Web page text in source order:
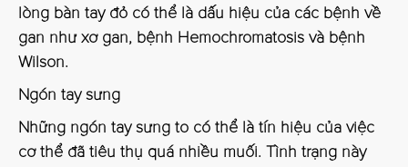
lòng bàn tay đỏ có thể là dấu hiệu của các bệnh về
gan như xơ gan, bệnh Hemochromatosis và bệnh
Wilson.
Ngón tay sưng
Những ngón tay sưng to có thể là tín hiệu của việc
cơ thể đã tiêu thụ quá nhiều muối. Tình trạng này